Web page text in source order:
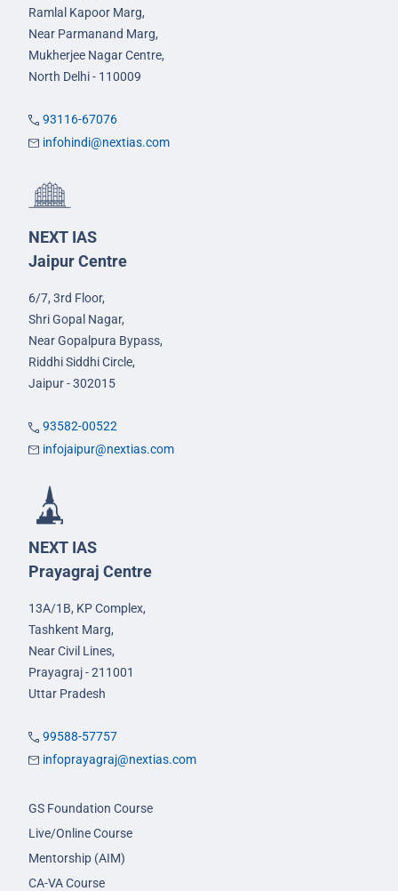
Ramlal Kapoor Marg,
Near Parmanand Marg,
Mukherjee Nagar Centre,
North Delhi - 110009
93116-67076
infohindi@nextias.com
NEXT IAS
Jaipur Centre
6/7, 3rd Floor,
Shri Gopal Nagar,
Near Gopalpura Bypass,
Riddhi Siddhi Circle,
Jaipur - 302015
93582-00522
infojaipur@nextias.com
NEXT IAS
Prayagraj Centre
13A/1B, KP Complex,
Tashkent Marg,
Near Civil Lines,
Prayagraj - 211001
Uttar Pradesh
99588-57757
infoprayagraj@nextias.com
GS Foundation Course
Live/Online Course
Mentorship (AIM)
CA-VA Course